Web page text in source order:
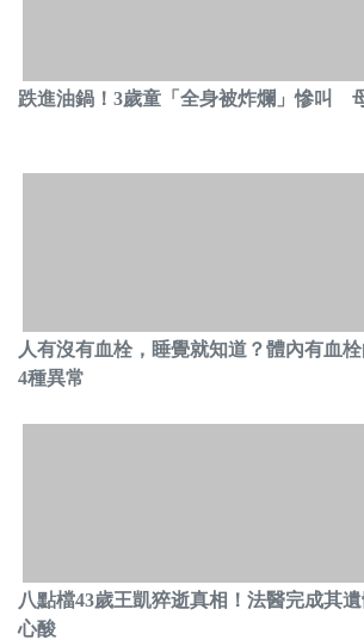
跌進油鍋！3歲童「全身被炸爛」慘叫
人有沒有血栓，睡覺就知道？體內有血
4種異常
八點檔43歲王凱猝逝真相！法醫完成其
心酸